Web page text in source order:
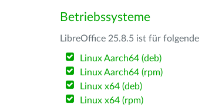
Betriebssysteme
LibreOffice 25.8.5 ist für
Linux Aarch64 (deb)
Linux Aarch64 (rpm)
Linux x64 (deb)
Linux x64 (rpm)